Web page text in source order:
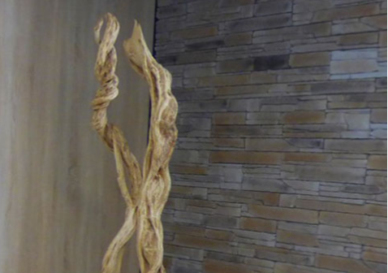
LIANES & TRONCS